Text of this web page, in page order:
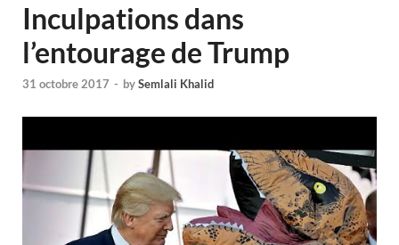
Inculpations dans
l’entourage de Trump
31 octobre 2017 - bySemlali Khalid